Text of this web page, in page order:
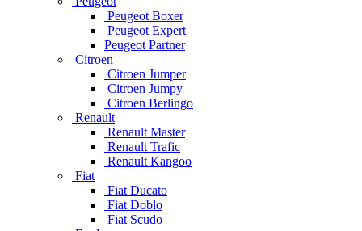
Peugeot Boxer
Peugeot Expert
Peugeot Partner
Citroen
Citroen Jumper
Citroen Jumpy
Citroen Berlingo
Renault
Renault Master
Renault Trafic
Renault Kangoo
Fiat
Fiat Ducato
Fiat Doblo
Fiat Scudo